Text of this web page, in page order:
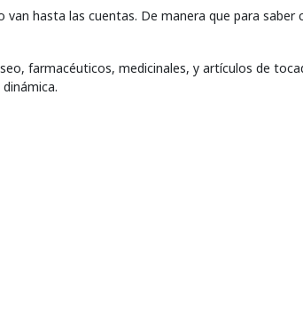
hasta las cuentas. De manera que para
farmacéuticos, medicinales, y artículos de